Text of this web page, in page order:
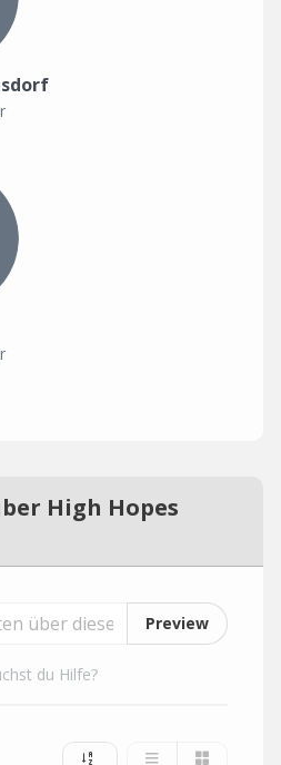
High Hopes
Preview
du Hilfe?